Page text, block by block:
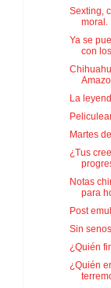
Sexting,
moral.
Ya se
con
La
Martes
¿Tus
Notas
para
Post
Sin
¿Quién
¿Quién